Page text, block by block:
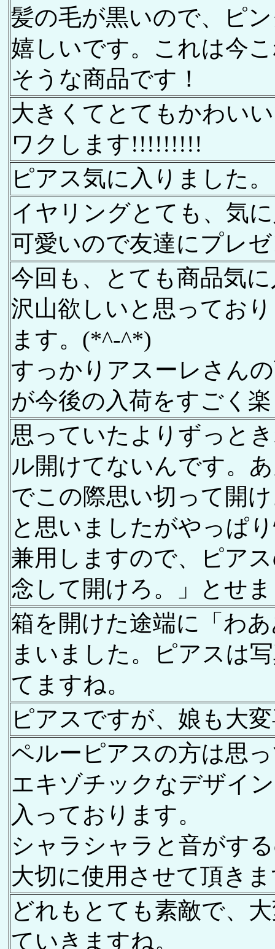
髪の毛が黒いので、ピ
嬉しいです。これは今
そうな商品です！
大きくてとてもかわい
ワクします!!!!!!!!!
ピアス気に入りました
イヤリングとても、気
可愛いので友達にプレ
今回も、とても商品気
沢山欲しいと思ってお
ます。(*^-^*)
すっかりアスーレさん
が今後の入荷をすごく
思っていたよりずっと
ル開けてないんです。
でこの際思い切って開
と思いましたがやっぱ
兼用しますので、ピア
念して開けろ。」とせ
箱を開けた途端に「わ
まいました。ピアスは
てますね。
ピアスですが、娘も大
ペルーピアスの方は思
エキゾチックなデザイ
入っております。
シャラシャラと音がす
大切に使用させて頂き
どれもとても素敵で、
ていきますね。